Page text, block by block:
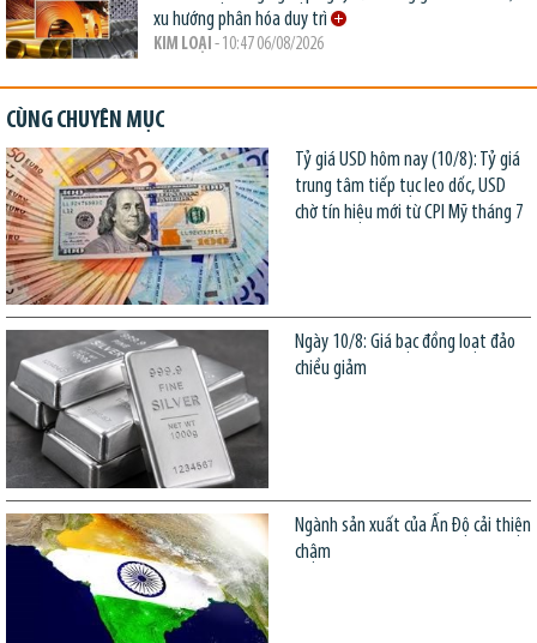
xu hướng phân hóa duy trì
KIM LOẠI - 10:47 06/08/2026
CÙNG CHUYÊN MỤC
Tỷ giá USD hôm nay (10/8): Tỷ giá
trung tâm tiếp tục leo dốc, USD
chờ tín hiệu mới từ CPI Mỹ tháng 7
Ngày 10/8: Giá bạc đồng loạt đảo
chiều giảm
Ngành sản xuất của Ấn Độ cải thiện
chậm